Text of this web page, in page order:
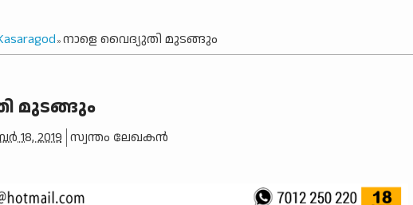
» നാളെ വൈദ്യുതി മുടങ്ങും
മുടങ്ങും
2019 സ്വന്തം ലേഖകന്‍